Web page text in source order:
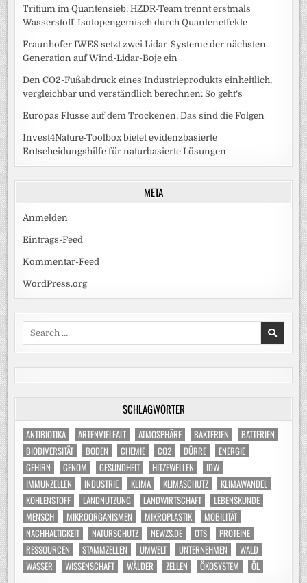
Tritium im Quantensieb: HZDR-Team trennt erstmals
Wasserstoff-Isotopengemisch durch Quanteneffekte
Fraunhofer IWES setzt zwei Lidar-Systeme der nächsten
Generation auf Wind-Lidar-Boje ein
Den CO2-Fußabdruck eines Industrieprodukts einheitlich,
vergleichbar und verständlich berechnen: So geht‘s
Europas Flüsse auf dem Trockenen: Das sind die Folgen
Invest4Nature-Toolbox bietet evidenzbasierte
Entscheidungshilfe für naturbasierte Lösungen
META
Anmelden
Eintrags-Feed
Kommentar-Feed
WordPress.org
SCHLAGWÖRTER
ANTIBIOTIKA ARTENVIELFALT ATMOSPHÄRE BAKTERIEN
BATTERIEN
BIODIVERSITÄT
BODEN CHEMIE CO2 DÜRRE
ENERGIE
GEHIRN
GENOM GESUNDHEIT HITZEWELLEN
IDW
IMMUNZELLEN
INDUSTRIE KLIMA KLIMASCHUTZ
KLIMAWANDEL
KOHLENSTOFF
LANDNUTZUNG LANDWIRTSCHAFT
LEBENSKUNDE
MENSCH
MIKROORGANISMEN MIKROPLASTIK
MOBILITÄT
NACHHALTIGKEIT
NATURSCHUTZ NEWZS.DE OTS
PROTEINE
RESSOURCEN
STAMMZELLEN UMWELT UNTERNEHMEN
WALD
WASSER
WISSENSCHAFT WÄLDER ZELLEN ÖKOSYSTEM ÖL